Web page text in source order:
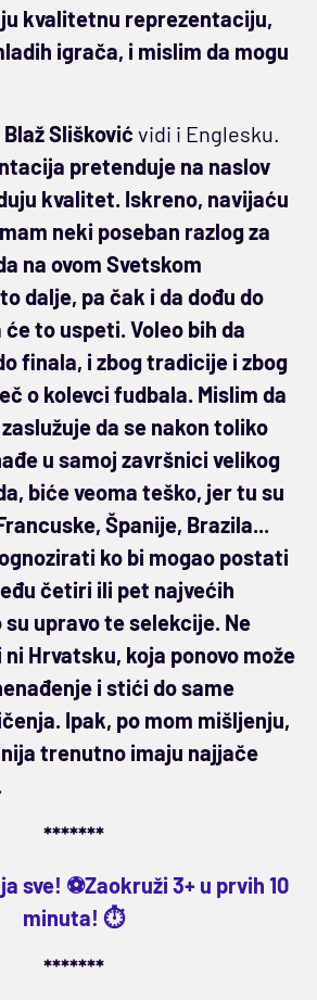
kvalitetnu reprezentaciju,
igrača, i mislim da mogu
Blaž Slišković vidi i Englesku.
pretenduje na naslov
kvalitet. Iskreno, navijaću
neki poseban razlog za
na ovom Svetskom
dalje, pa čak i da dođu do
to uspeti. Voleo bih da
finala, i zbog tradicije i zbog
o kolevci fudbala. Mislim da
da se nakon toliko
u samoj završnici velikog
biće veoma teško, jer tu su
Španije, Brazila...
ko bi mogao postati
četiri ili pet najvećih
upravo te selekcije. Ne
Hrvatsku, koja ponovo može
i stići do same
Ipak, po mom mišljenju,
trenutno imaju najjače
*******
sve! ⚽Zaokruži 3+ u prvih 10
minuta! ⏱️
*******